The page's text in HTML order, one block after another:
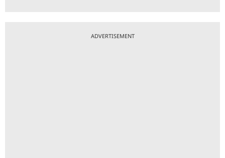
ADVERTISEMENT